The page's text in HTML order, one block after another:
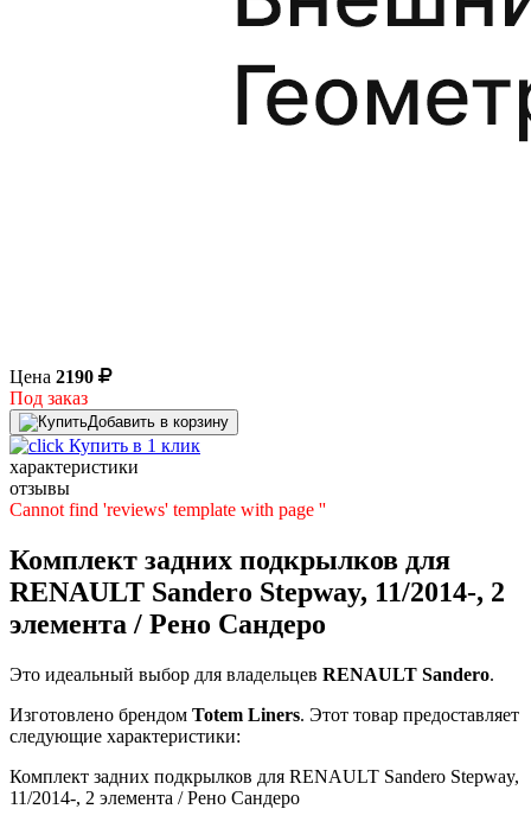
Цена 2190
Под заказ
Добавить в корзину
Купить в 1 клик
характеристики
отзывы
Cannot find 'reviews' template with page ''
Комплект задних подкрылков для
RENAULT Sandero Stepway, 11/2014-, 2
элемента / Рено Сандеро
Это идеальный выбор для владельцев RENAULT Sandero.
Изготовлено брендом Totem Liners. Этот товар предоставляет
следующие характеристики:
Комплект задних подкрылков для RENAULT Sandero Stepway,
11/2014-, 2 элемента / Рено Сандеро